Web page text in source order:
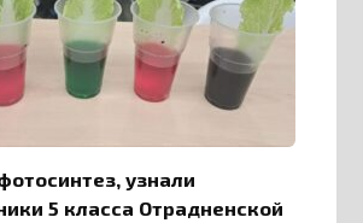
узнали
5 класса Отрадненской